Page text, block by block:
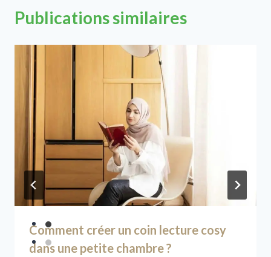
Publications similaires
Comment créer un coin lecture cosy
dans une petite chambre ?